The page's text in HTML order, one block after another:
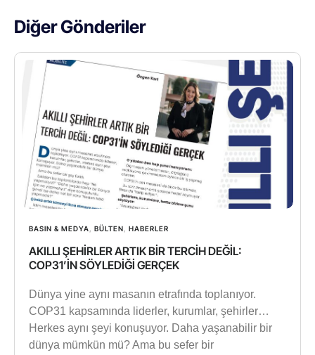
Diğer Gönderiler
BASIN & MEDYA BÜLTEN HABERLER
AKILLI ŞEHİRLER ARTIK BİR TERCİH DEĞİL:
COP31’İN SÖYLEDİĞİ GERÇEK
Dünya yine aynı masanın etrafında toplanıyor.
COP31 kapsamında liderler, kurumlar, şehirler…
Herkes aynı şeyi konuşuyor. Daha yaşanabilir bir
dünya mümkün mü? Ama bu sefer bir